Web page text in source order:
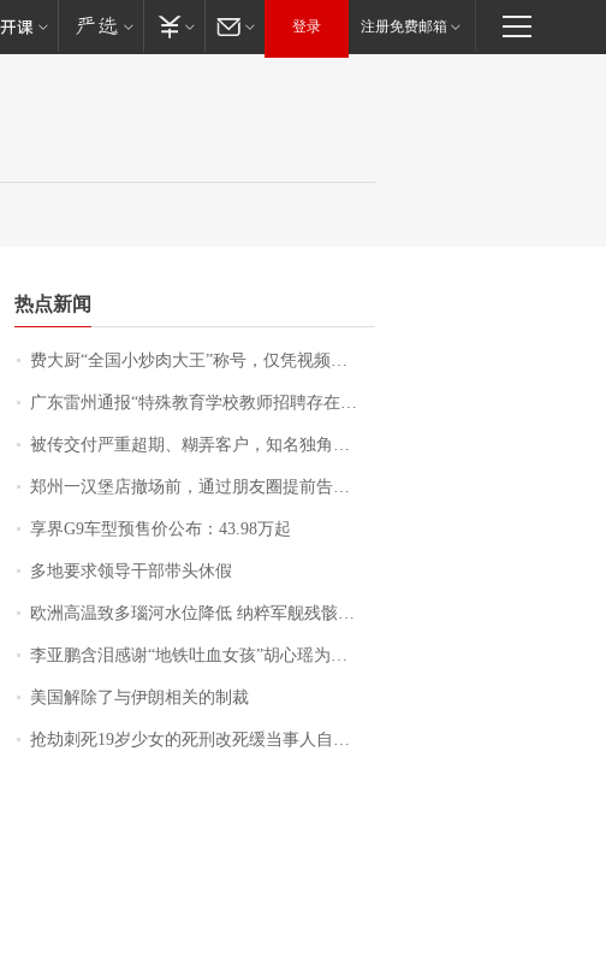
登录 注册免费邮箱
热点新闻
费大厨“全国小炒肉大王”称号，仅凭视频评出？中国烹饪协会回应
广东雷州通报“特殊教育学校教师招聘存在违规行为”：已启动问责程序 副校长被停职
被传交付严重超期、糊弄客户，知名独角兽车企创始人回应：都没证据，将依法采取措施，“本人长期与美国交管局保持沟通，对方表示肯定”
郑州一汉堡店撤场前，通过朋友圈提前告知逐一退费，有顾客仅剩1元也全被退回，分文不少；顾客：言而有信，让人感动
享界G9车型预售价公布：43.98万起
多地要求领导干部带头休假
欧洲高温致多瑙河水位降低 纳粹军舰残骸重见天日
李亚鹏含泪感谢“地铁吐血女孩”胡心瑶为嫣然天使捐99999元：这份捐赠太沉重，尊重其捐赠意愿，个人向胡心瑶和她的病友之家各捐赠99999元
美国解除了与伊朗相关的制裁
抢劫刺死19岁少女的死刑改死缓当事人自述：出狱11年间始终刻意躲避被害人家属